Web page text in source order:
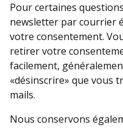
Pour certaines
newsletter par courrier
votre consentement.
retirer votre
facilement,
«désinscrire» que vous
mails.
Nous conservons